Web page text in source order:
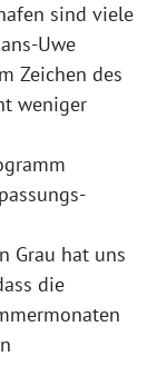
sind viele
Uwe
Zeichen des
weniger
Grau hat uns
die